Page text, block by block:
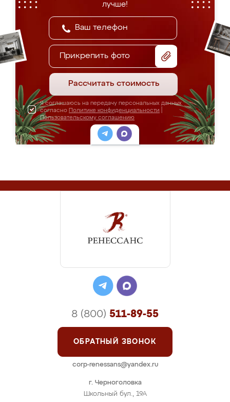
лучше!
Прикрепить фото
Рассчитать стоимость
Я соглашаюсь на передачу персональных данных
согласно Политике конфиденциальности
Пользовательскому соглашению
г. Черноголовка
Школьный бул., 19А
8 (800) 511-89-55
ОБРАТНЫЙ ЗВОНОК
corp-renessans@yandex.ru